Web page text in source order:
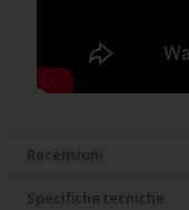
Recensioni
Specifiche tecniche